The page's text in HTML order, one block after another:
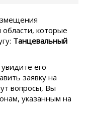
области, которые
Танцевальный
его
заявку на
вопросы, Вы
указанным на